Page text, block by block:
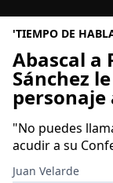
'TIEMPO DE
Abascal a
Sánchez
personaje
"No puedes
acudir a su
Juan Velarde